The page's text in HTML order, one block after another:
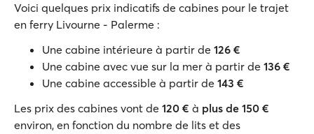
Voici quelques prix indicatifs de cabines pour le trajet
en ferry Livourne - Palerme :
Une cabine intérieure à partir de 126 €
Une cabine avec vue sur la mer à partir de 136 €
Une cabine accessible à partir de 143 €
Les prix des cabines vont de 120 € à plus de 150 €
environ, en fonction du nombre de lits et des